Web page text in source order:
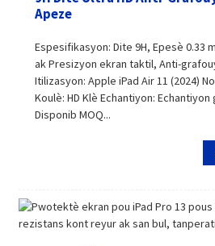
Apeze
Espesifikasyon: Dite 9H, Epesè 0.33
ak Presizyon ekran taktil, Anti-
Itilizasyon: Apple iPad Air 11 (2024)
Koulè: HD Klè Echantiyon: Echantiyon
Disponib MOQ...